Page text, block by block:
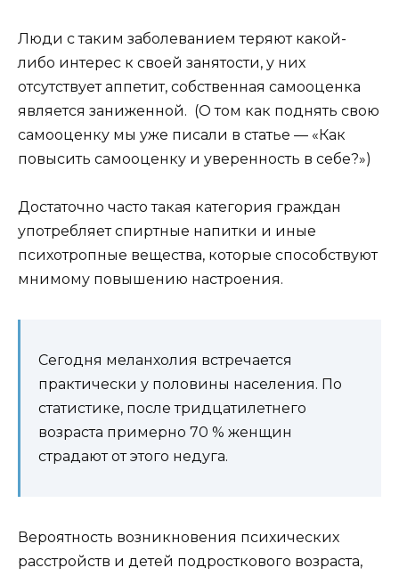
Люди с таким заболеванием теряют какой-
либо интерес к своей занятости, у них
отсутствует аппетит, собственная самооценка
является заниженной. (О том как поднять свою
самооценку мы уже писали в статье — «Как
повысить самооценку и уверенность в себе?»)
Достаточно часто такая категория граждан
употребляет спиртные напитки и иные
психотропные вещества, которые способствуют
мнимому повышению настроения.
Сегодня меланхолия встречается
практически у половины населения. По
статистике, после тридцатилетнего
возраста примерно 70 % женщин
страдают от этого недуга.
Вероятность возникновения психических
расстройств и детей подросткового возраста,